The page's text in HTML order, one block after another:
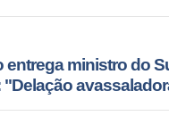
entrega ministro do